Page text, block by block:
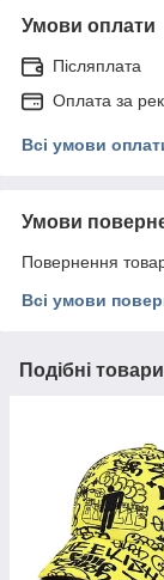
Умови оплати
Післяплата
Оплата за
Всі умови
Умови
Повернення
Всі умови
Подібні